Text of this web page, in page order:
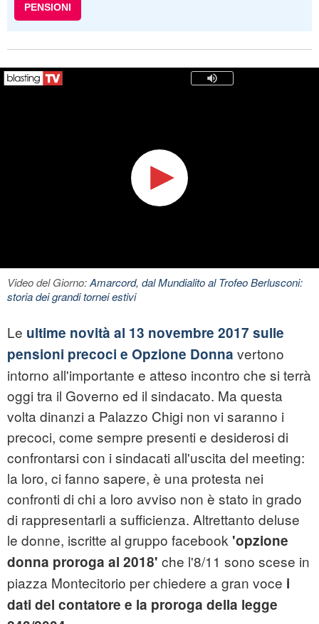
PENSIONI
Video del Giorno:Amarcord, dal Mundialito al Trofeo Berlusconi:
storia dei grandi tornei estivi
Le ultime novità al 13 novembre 2017 sulle
pensioni precoci e Opzione Donna vertono
intorno all'importante e atteso incontro che si terrà
oggi tra il Governo ed il sindacato. Ma questa
volta dinanzi a Palazzo Chigi non vi saranno i
precoci, come sempre presenti e desiderosi di
confrontarsi con i sindacati all'uscita del meeting:
la loro, ci fanno sapere, è una protesta nei
confronti di chi a loro avviso non è stato in grado
di rappresentarli a sufficienza. Altrettanto deluse
le donne, iscritte al gruppo facebook 'opzione
donna proroga al 2018' che l'8/11 sono scese in
piazza Montecitorio per chiedere a gran voce i
dati del contatore e la proroga della legge